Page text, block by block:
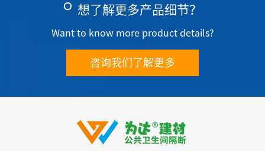
想了解更多产品细节？
Want to know more product details?
咨询我们了解更多